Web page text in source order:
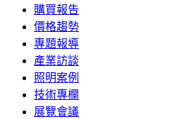
購買報告
價格趨勢
專題報導
產業訪談
照明案例
技術專欄
展覽會議